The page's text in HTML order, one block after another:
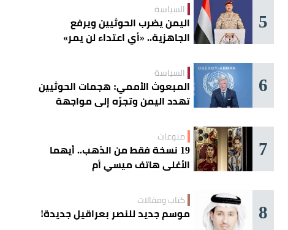
5 السياسة
اليمن يضرب الحوثيين ويرفع
الجاهزية.. «أي اعتداء لن يمر»
6 السياسة
المبعوث الأممي: هجمات الحوثيين
تهدد اليمن وتجرّه إلى مواجهة
7 منوعات
19 نسخة فقط من الذهب.. أيهما
الأغلى هاتف ميسي أم
8 كتاب ومقالات
موسم جديد للنصر بعراقيل جديدة!